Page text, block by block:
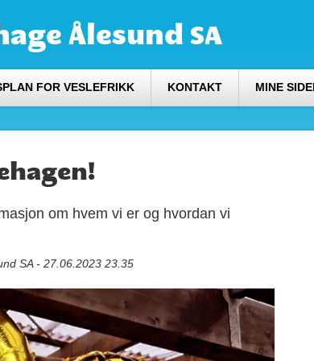
Ålesund SA
FOR VESLEFRIKK KONTAKT MINE
om hvem vi er og hvordan vi
SA - 27.06.2023 23.35